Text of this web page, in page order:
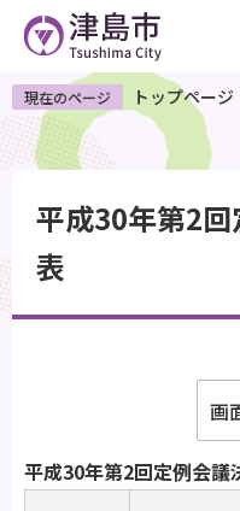
ペ
ー
で
す
現在のページ トップページ
か
平成30年第2
表
画
平成30年第2回定例会議